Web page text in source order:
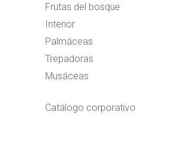
Frutas del bosque
Interior
Palmáceas
Trepadoras
Musáceas
Catálogo corporativo